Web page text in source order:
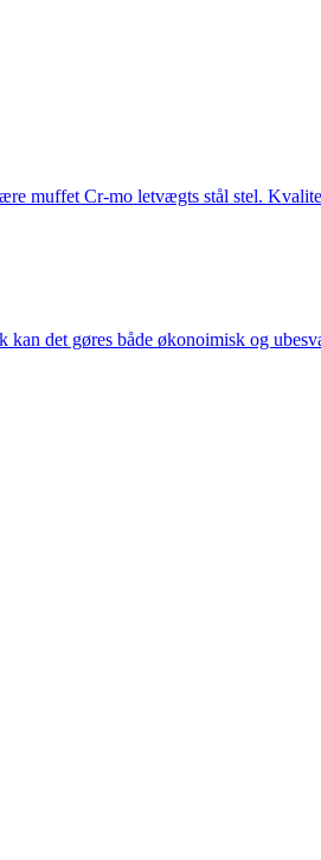
muffet Cr-mo letvægts stål stel.
det gøres både økonoimisk og